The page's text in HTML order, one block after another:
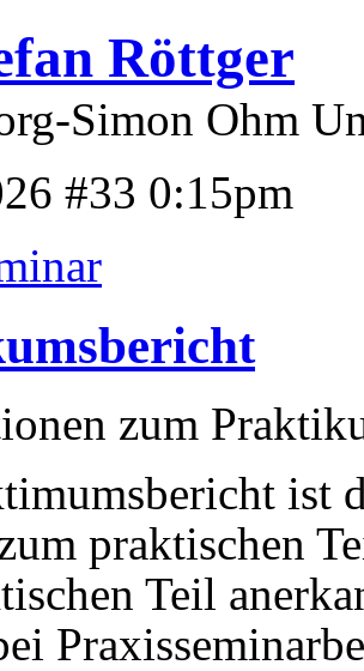
Röttger
Simon Ohm
#33 0:15pm
zum
ist
praktischen
Teil